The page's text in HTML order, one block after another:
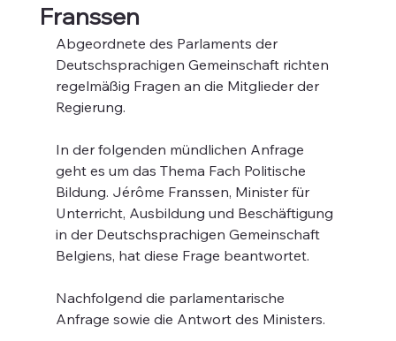
Franssen
Abgeordnete des Parlaments der
Deutschsprachigen Gemeinschaft richten
regelmäßig Fragen an die Mitglieder der
Regierung.
In der folgenden mündlichen Anfrage
geht es um das Thema Fach Politische
Bildung. Jérôme Franssen, Minister für
Unterricht, Ausbildung und Beschäftigung
in der Deutschsprachigen Gemeinschaft
Belgiens, hat diese Frage beantwortet.
Nachfolgend die parlamentarische
Anfrage sowie die Antwort des Ministers.